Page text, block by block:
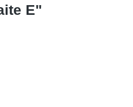
E"